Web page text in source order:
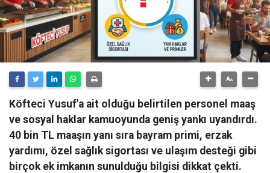
Köfteci Yusuf'a ait olduğu belirtilen personel maaş
ve sosyal haklar kamuoyunda geniş yankı uyandırdı.
40 bin TL maaşın yanı sıra bayram primi, erzak
yardımı, özel sağlık sigortası ve ulaşım desteği gibi
birçok ek imkanın sunulduğu bilgisi dikkat çekti.